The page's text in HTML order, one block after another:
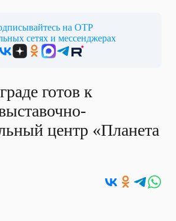
на ОТР
сетях и мессенджерах
готов к
центр «Планета